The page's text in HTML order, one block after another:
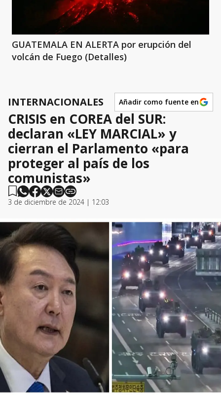
GUATEMALA EN ALERTA por erupción del
volcán de Fuego (Detalles)
INTERNACIONALES Añadir como fuente en
CRISIS en COREA del SUR:
declaran «LEY MARCIAL» y
cierran el Parlamento «para
proteger al país de los
comunistas»
3 de diciembre de 2024 | 12:03